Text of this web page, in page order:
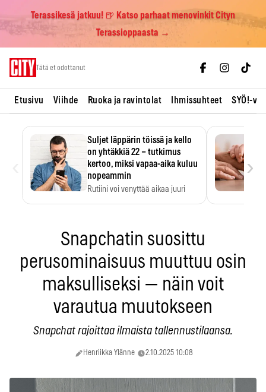
Terassikesä jatkuu! 🍺 Katso parhaat menovinkit Cityn
Terassioppaasta →
Tätä et odottanut
Etusivu Viihde Ruoka ja ravintolat Ihmissuhteet SYÖ!-
Suljet läppärin töissä ja kello
on yhtäkkiä 22 – tutkimus
kertoo, miksi vapaa-aika kuluu
nopeammin
Rutiini voi venyttää aikaa juuri
›
Snapchatin suosittu
perusominaisuus muuttuu osin
maksulliseksi — näin voit
varautua muutokseen
Snapchat rajoittaa ilmaista tallennustilaansa.
Henriikka Ylänne 2.10.2025 10:08